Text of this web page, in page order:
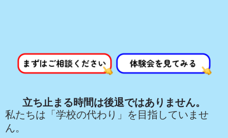
立ち止まる時間は後退ではありません。
私たちは「学校の代わり」を目指していませ
ん。